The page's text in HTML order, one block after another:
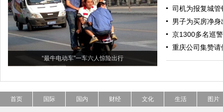
“最牛电动车”一车六人惊险出行
司机为报复城
男子为买房净
京1300多名巡
重庆公司集赞
首页 国际 国内 财经 文化 生活 图片